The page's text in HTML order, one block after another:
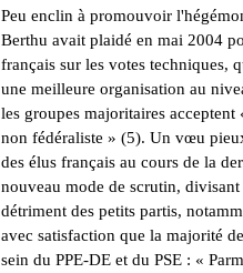
Peu enclin à promouvoir
Berthu avait plaidé en mai 2004
français sur les votes techniques,
une meilleure organisation au
les groupes majoritaires
non fédéraliste » (5). Un vœu
des élus français au cours de la
nouveau mode de scrutin,
détriment des petits partis,
avec satisfaction que la majorité
sein du PPE-DE et du PSE : «